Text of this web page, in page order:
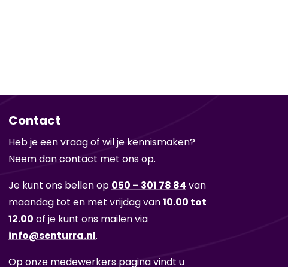
Contact
Heb je een vraag of wil je ken­nis­ma­ken?
Neem dan con­tact met ons op.
Je kunt ons bel­len op 050 – 301 78 84 van
maan­dag tot en met vrij­dag van10.00 tot
12.00 of je kunt ons mai­len via
info@sen­tur­ra.nl.
Op onze me­de­wer­kers pa­gi­na vindt u